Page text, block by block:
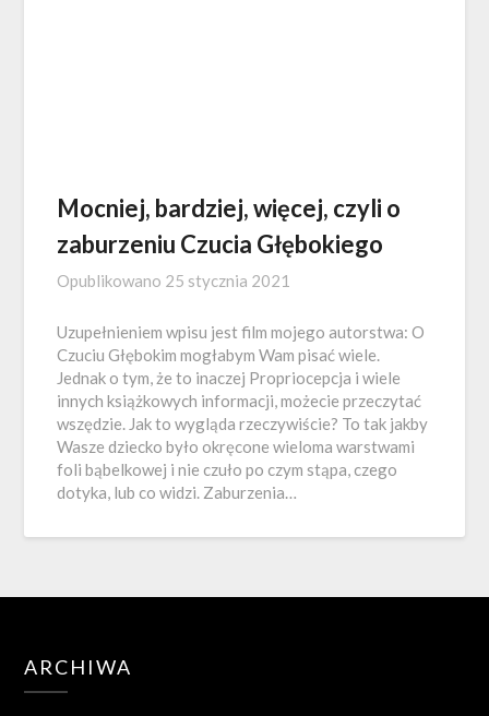
Mocniej, bardziej, więcej, czyli o
zaburzeniu Czucia Głębokiego
Opublikowano 25 stycznia 2021
Uzupełnieniem wpisu jest film mojego autorstwa: O
Czuciu Głębokim mogłabym Wam pisać wiele.
Jednak o tym, że to inaczej Propriocepcja i wiele
innych książkowych informacji, możecie przeczytać
wszędzie. Jak to wygląda rzeczywiście? To tak jakby
Wasze dziecko było okręcone wieloma warstwami
foli bąbelkowej i nie czuło po czym stąpa, czego
dotyka, lub co widzi. Zaburzenia…
ARCHIWA